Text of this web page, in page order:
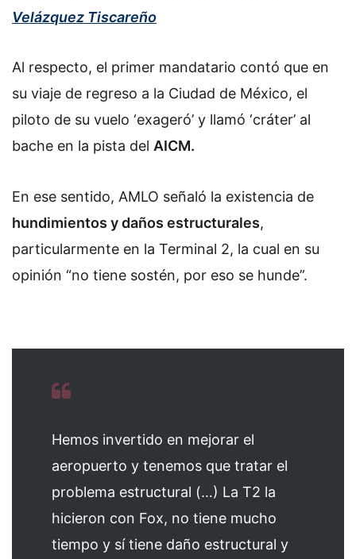
Velázquez Tiscareño
Al respecto, el primer mandatario contó que en
su viaje de regreso a la Ciudad de México, el
piloto de su vuelo ‘exageró’ y llamó ‘cráter’ al
bache en la pista del AICM.
En ese sentido, AMLO señaló la existencia de
hundimientos y daños estructurales,
particularmente en la Terminal 2, la cual en su
opinión “no tiene sostén, por eso se hunde”.
Hemos invertido en mejorar el
aeropuerto y tenemos que tratar el
problema estructural (…) La T2 la
hicieron con Fox, no tiene mucho
tiempo y sí tiene daño estructural y